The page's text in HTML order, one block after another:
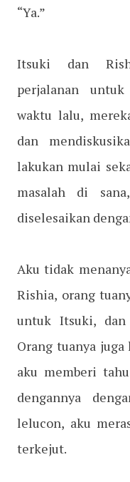
“Ya.”
Itsuki dan
perjalanan
waktu lalu,
dan
lakukan mulai
masalah di
diselesaikan
Aku tidak
Rishia, orang
untuk Itsuki, dan
Orang tuanya
aku memberi
dengannya
lelucon, aku
terkejut.